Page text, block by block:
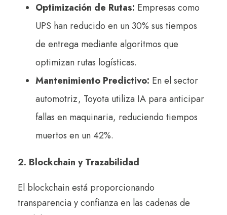
Optimización de Rutas: Empresas como
UPS han reducido en un 30% sus tiempos
de entrega mediante algoritmos que
optimizan rutas logísticas.
Mantenimiento Predictivo: En el sector
automotriz, Toyota utiliza IA para anticipar
fallas en maquinaria, reduciendo tiempos
muertos en un 42%.
2. Blockchain y Trazabilidad
El blockchain está proporcionando
transparencia y confianza en las cadenas de